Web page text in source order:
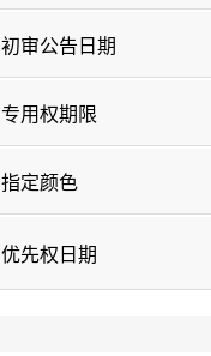
初审公告日期
专用权期限
指定颜色
优先权日期